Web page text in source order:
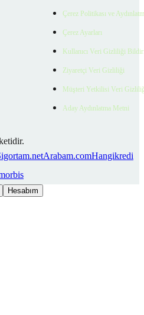
Çerez Politikası ve
Çerez Ayarları
Kullanıcı Veri Gizliliği
Ziyaretçi Veri Gizliliği
Müşteri Yetkilisi Veri
Aday Aydınlatma Metni
Arabam.comHangikredi
Hesabım